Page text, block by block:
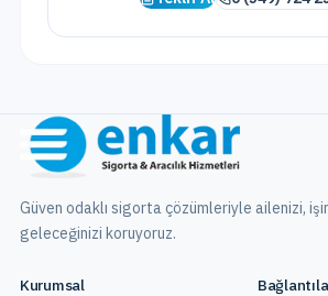
Güven odaklı sigorta çözümleriyle ailenizi,
geleceğinizi koruyoruz.
Kurumsal